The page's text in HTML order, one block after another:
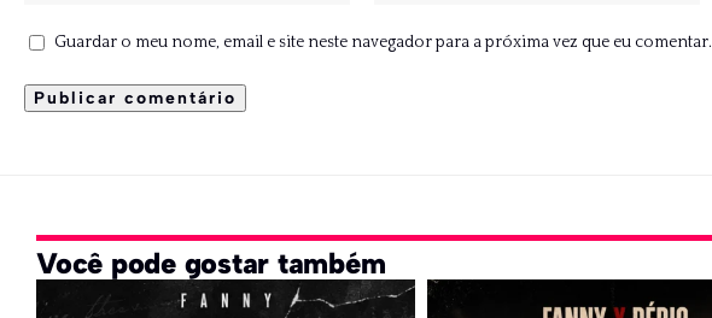
Guardar o meu nome, email e site neste navegador para a próxima vez que eu comentar.
Você pode gostar também